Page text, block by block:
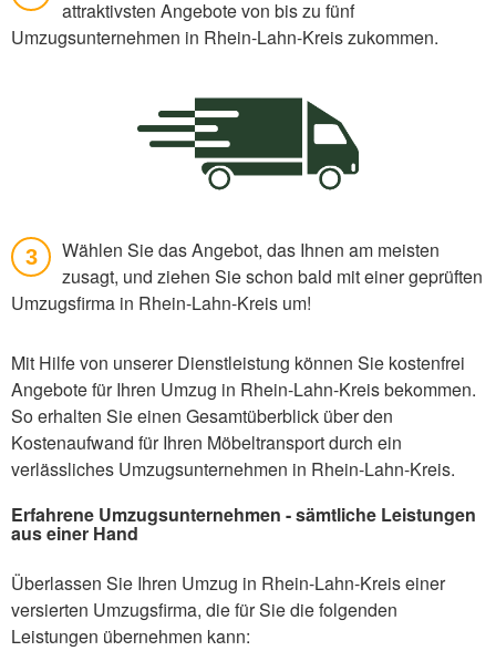
attraktivsten Angebote von bis zu fünf
Umzugsunternehmen in Rhein-Lahn-Kreis zukommen.
3
Wählen Sie das Angebot, das Ihnen am meisten
zusagt, und ziehen Sie schon bald mit einer geprüften
Umzugsfirma in Rhein-Lahn-Kreis um!
Mit Hilfe von unserer Dienstleistung können Sie kostenfrei
Angebote für Ihren Umzug in Rhein-Lahn-Kreis bekommen.
So erhalten Sie einen Gesamtüberblick über den
Kostenaufwand für Ihren Möbeltransport durch ein
verlässliches Umzugsunternehmen in Rhein-Lahn-Kreis.
Erfahrene Umzugsunternehmen - sämtliche Leistungen
aus einer Hand
Überlassen Sie Ihren Umzug in Rhein-Lahn-Kreis einer
versierten Umzugsfirma, die für Sie die folgenden
Leistungen übernehmen kann: